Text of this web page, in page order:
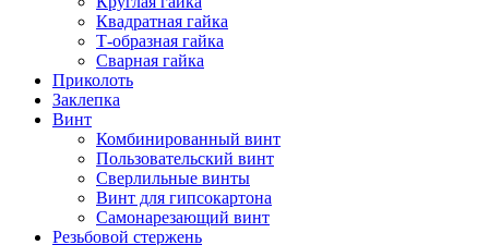
Квадратная гайка
Т-образная гайка
Сварная гайка
Приколоть
Заклепка
Винт
Комбинированный винт
Пользовательский винт
Сверлильные винты
Винт для гипсокартона
Самонарезающий винт
Резьбовой стержень